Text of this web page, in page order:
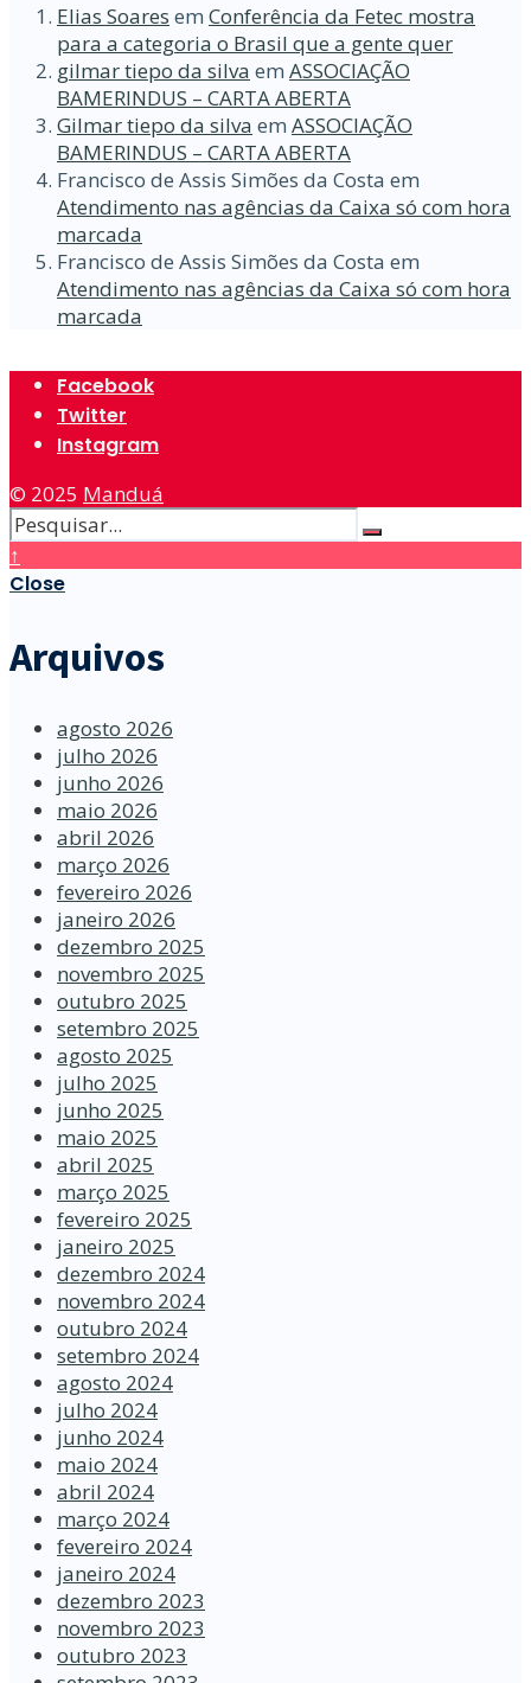
Elias Soares em Conferência da Fetec mostra
para a categoria o Brasil que a gente quer
gilmar tiepo da silva em ASSOCIAÇÃO
BAMERINDUS – CARTA ABERTA
Gilmar tiepo da silva em ASSOCIAÇÃO
BAMERINDUS – CARTA ABERTA
Francisco de Assis Simões da Costa em
Atendimento nas agências da Caixa só com hora
marcada
Francisco de Assis Simões da Costa em
Atendimento nas agências da Caixa só com hora
marcada
Facebook
Twitter
Instagram
© 2025 Manduá
↑
Close
Arquivos
agosto 2026
julho 2026
junho 2026
maio 2026
abril 2026
março 2026
fevereiro 2026
janeiro 2026
dezembro 2025
novembro 2025
outubro 2025
setembro 2025
agosto 2025
julho 2025
junho 2025
maio 2025
abril 2025
março 2025
fevereiro 2025
janeiro 2025
dezembro 2024
novembro 2024
outubro 2024
setembro 2024
agosto 2024
julho 2024
junho 2024
maio 2024
abril 2024
março 2024
fevereiro 2024
janeiro 2024
dezembro 2023
novembro 2023
outubro 2023